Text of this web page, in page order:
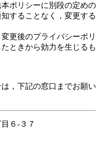
ポリシーに別段の定めの
することなく，変更する
更後のプライバシーポリ
ときから効力を生じるも
，下記の窓口までお願い
６-３７